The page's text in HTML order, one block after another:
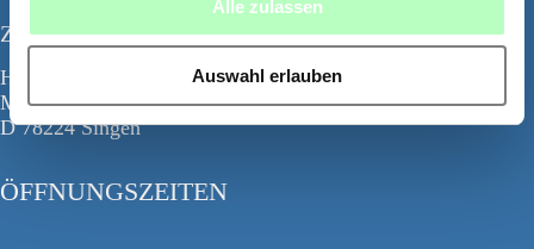
Alle zulassen
Auswahl erlauben
Zahnzentrum Bodensee
Hegau Tower
Maggistr. 5
D 78224 Singen
ÖFFNUNGSZEITEN